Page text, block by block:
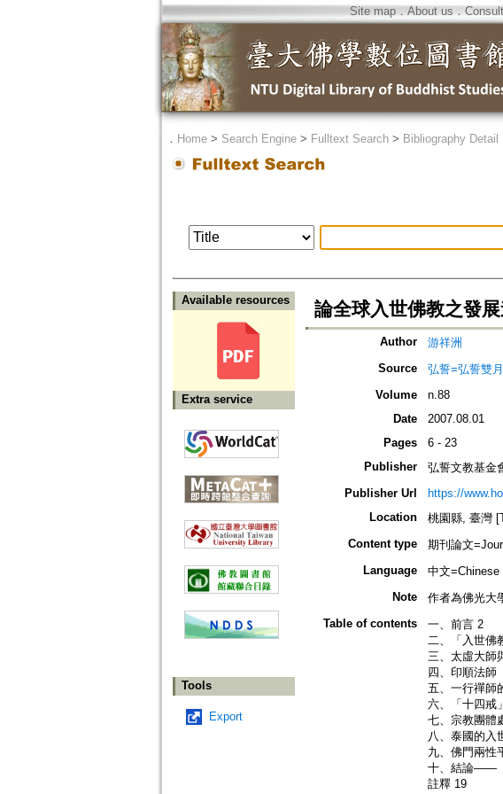
Site map．About us ．
． Home> Search Engine> Fulltext Search> Bibliography Detail
Available resources
Extra service
Tools
Export
論全球入世佛教之發
Author
游祥洲
Source
弘誓=弘誓雙
Volume
n.88
Date
2007.08.01
Pages
6 - 23
Publisher
弘誓文教基金
Publisher Url
https://
Location
桃園縣, 臺灣
Content type
期刊論文
Language
中文=Chinese
Note
作者為佛光大
Table of contents
一、前言 2
二、「入世佛
三、太虛大師
四、印順法師
五、一行禪師
六、「十四戒
七、宗教團體
八、泰國的入
九、佛門兩性
十、結論——
註釋 19